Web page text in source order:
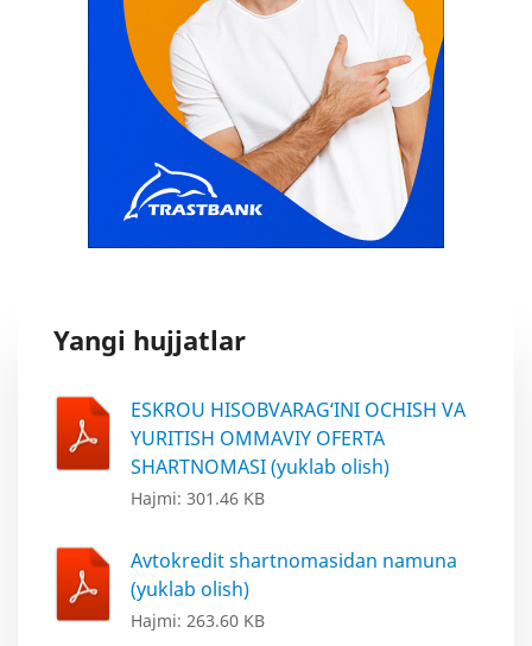
Yangi hujjatlar
ESKROU HISOBVARAG‘INI OCHISH VA
YURITISH OMMAVIY OFERTA
SHARTNOMASI (yuklab olish)
Hajmi: 301.46 KB
Avtokredit shartnomasidan namuna
(yuklab olish)
Hajmi: 263.60 KB